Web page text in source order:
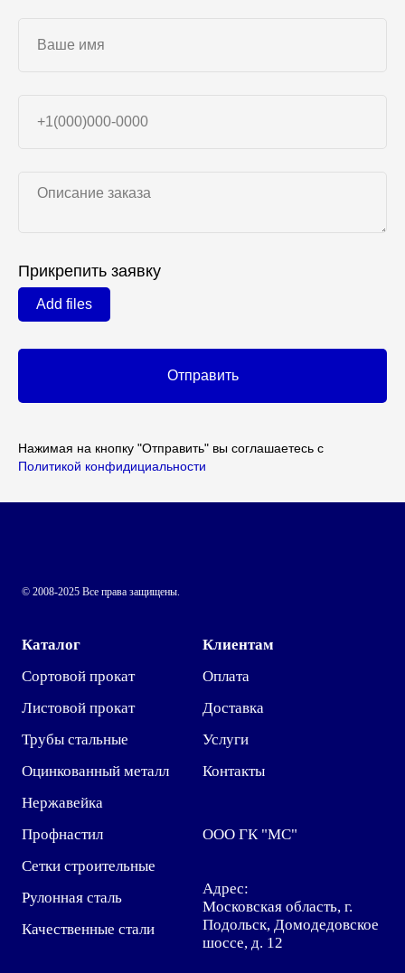
Прикрепить заявку
Add files
Отправить
Нажимая на кнопку "Отправить" вы соглашаетесь с
Политикой конфидициальности
© 2008-2025 Все права защищены.
Каталог
Сортовой прокат
Листовой прокат
Трубы стальные
Оцинкованный металл
Нержавейка
Профнастил
Сетки строительные
Рулонная сталь
Качественные стали
Клиентам
Оплата
Доставка
Услуги
Контакты
ООО ГК "МС"
Адрес:
Московская область, г.
Подольск, Домодедовское
шоссе, д. 12